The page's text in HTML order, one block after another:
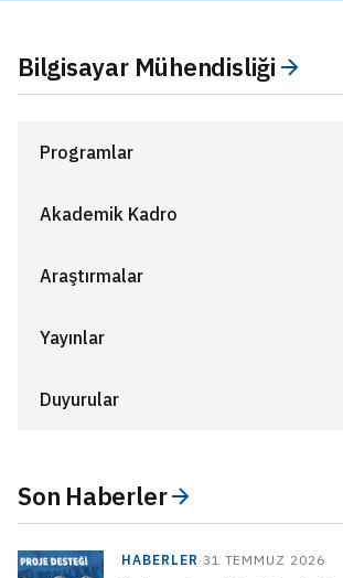
Bilgisayar Mühendisliği
Programlar
Akademik Kadro
Araştırmalar
Yayınlar
Duyurular
Son Haberler
HABERLER ·31 TEMMUZ 2026